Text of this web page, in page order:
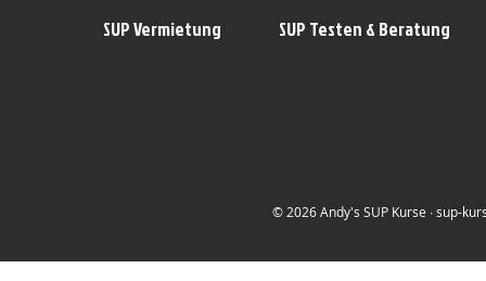
SUP Vermietung SUP Testen & Beratung
© 2026 Andy's SUP Kurse ∙ sup-